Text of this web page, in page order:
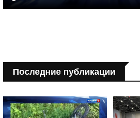
Последние публикации